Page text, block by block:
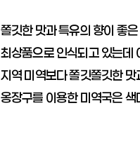
쫄깃한 맛과 특유의 향이 좋
최상품으로 인식되고 있는데
지역 미역보다 쫄깃쫄깃한
옹장구를 이용한 미역국은